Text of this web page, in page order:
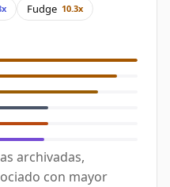
Fudge 10.3x
archivadas,
con mayor